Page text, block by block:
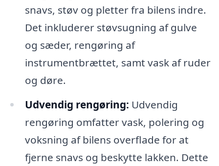
snavs, støv og pletter fra bilens indre.
Det inkluderer støvsugning af gulve
og sæder, rengøring af
instrumentbrættet, samt vask af ruder
og døre.
Udvendig rengøring: Udvendig
rengøring omfatter vask, polering og
voksning af bilens overflade for at
fjerne snavs og beskytte lakken. Dette